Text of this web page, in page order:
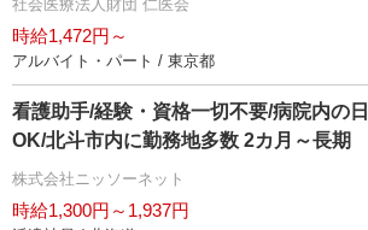
社会医療法人財団 仁医会
時給1,472円～
アルバイト・パート / 東京都
看護助手/経験・資格一切不要/病院内の
OK/北斗市内に勤務地多数 2カ月～長期
株式会社ニッソーネット
時給1,300円～1,937円